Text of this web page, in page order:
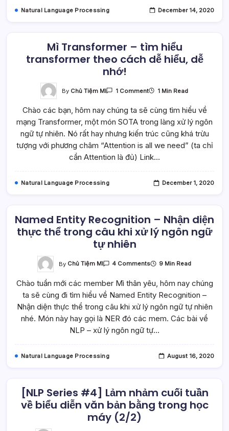
Natural Language Processing December 14, 2020
Mì Transformer – tìm hiểu
transformer theo cách dễ hiểu, dễ
nhớ!
By Chủ Tiệm Mì 1 CommentOn
–
Hiểu
Transformer
Theo
Cách
Dễ
Hiểu,
1 Min Read
Chào các bạn, hôm nay chúng ta sẽ cùng tìm hiểu về
mạng Transformer, một món SOTA trong làng xử lý ngôn
ngữ tự nhiên. Nó rất hay nhưng kiến trúc cũng khá trừu
tượng với phương châm “Attention is all we need” (ta chỉ
cần Attention là đủ) Link…
Natural Language Processing December 1, 2020
Named Entity Recognition – Nhận diện
thực thể trong câu khi xử lý ngôn ngữ
tự nhiên
By Chủ Tiệm Mì 4 CommentsOn
Recognition
Nhận
Diện
Thực
Thể
Trong
Câu
Khi
Ngôn
9 Min Read
Chào tuần mới các member Mì thân yêu, hôm nay chúng
ta sẽ cùng đi tìm hiểu về Named Entity Recognition –
Nhận diện thực thể trong câu khi xử lý ngôn ngữ tự nhiên
nhé. Món này hay gọi là NER đó các mem. Các bài về
NLP – xử lý ngôn ngữ tự…
Natural Language Processing August 16, 2020
[NLP Series #4] Lảm nhảm cuối tuần
về biểu diễn văn bản bằng trong học
máy (2/2)